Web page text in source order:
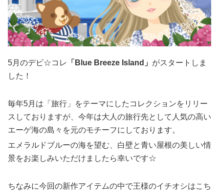
5月のデビ☆コレ 「Blue Breeze Island」 がスタートしま
した！
毎年5月は「旅行」をテーマにしたコレクションをリリー
スしておりますが、今年は大人の旅行先として人気の高い
エーゲ海の島々を元のモチーフにしております。
エメラルドブルーの海を望む、白壁と青い屋根の美しい情
景をお楽しみいただけましたら幸いです☆
ちなみに今回の新作アイテムの中で王様のイチオシはこち